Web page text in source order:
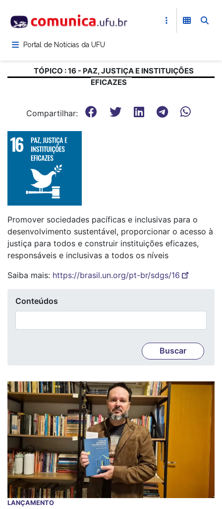
para
conteúdoPortal de Notícias da UFU
TÓPICO : 16 - PAZ, JUSTIÇA E INSTITUIÇÕES
EFICAZES
Compartilhar:
Promover sociedades pacíficas e inclusivas para o
desenvolvimento sustentável, proporcionar o acesso à
justiça para todos e construir instituições eficazes,
responsáveis e inclusivas a todos os níveis
Saiba mais: https://brasil.un.org/pt-br/sdgs/16
Conteúdos
LANÇAMENTO